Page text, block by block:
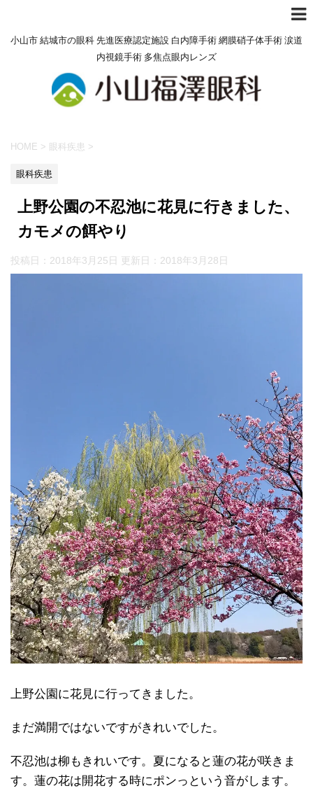
小山市 結城市の眼科 先進医療認定施設 白内障手術 網膜硝子体手術 涙道
内視鏡手術 多焦点眼内レンズ
HOME > 眼科疾患 >
眼科疾患
上野公園の不忍池に花見に行きました、
カモメの餌やり
投稿日：2018年3月25日 更新日： 2018年3月28日
上野公園に花見に行ってきました。
まだ満開ではないですがきれいでした。
不忍池は柳もきれいです。夏になると蓮の花が咲きま
す。蓮の花は開花する時にポンっという音がします。